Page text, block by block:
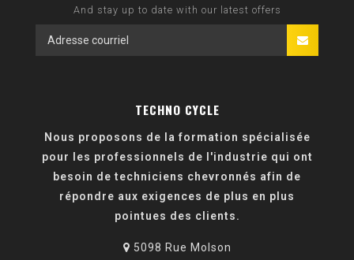
And stay up to date with our latest offers
TECHNO CYCLE
Nous proposons de la formation spécialisée
pour les professionnels de l'industrie qui ont
besoin de techniciens chevronnés afin de
répondre aux exigences de plus en plus
pointues des clients.
5098 Rue Molson